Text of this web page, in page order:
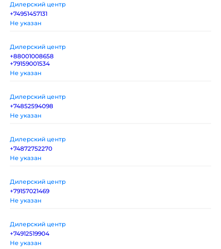
Дилерский центр
+74951457131
Не указан
Дилерский центр
+88001008658
+79159001534
Не указан
Дилерский центр
+74852594098
Не указан
Дилерский центр
+74872752270
Не указан
Дилерский центр
+79157021469
Не указан
Дилерский центр
+74912519904
Не указан